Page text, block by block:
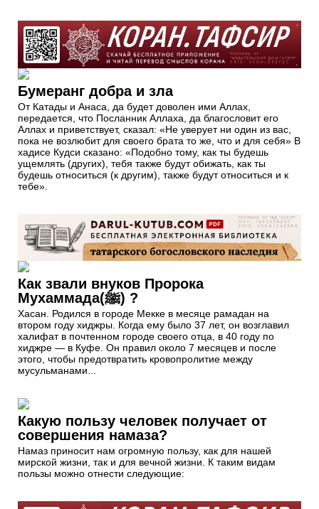
Бумеранг добра и зла
От Катады и Анаса, да будет доволен ими Аллах,
передается, что Посланник Аллаха, да благословит его
Аллах и приветствует, сказал: «Не уверует ни один из вас,
пока не возлюбит для своего брата то же, что и для себя» В
хадисе Кудси сказано: «Подобно тому, как ты будешь
ущемлять (других), тебя также будут обижать, как ты
будешь относиться (к другим), также будут относиться и к
тебе».
Как звали внуков Пророка
Мухаммада(ﷺ) ?
Хасан. Родился в городе Мекке в месяце рамадан на
втором году хиджры. Когда ему было 37 лет, он возглавил
халифат в почтенном городе своего отца, в 40 году по
хиджре — в Куфе. Он правил около 7 месяцев и после
этого, чтобы предотвратить кровопролитие между
мусульманами...
Какую пользу человек получает от
совершения намаза?
Намаз приносит нам огромную пользу, как для нашей
мирской жизни, так и для вечной жизни. К таким видам
пользы можно отнести следующие: